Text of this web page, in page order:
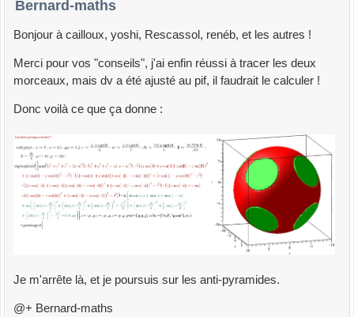
Bernard-maths
Bonjour à cailloux, yoshi, Rescassol, renéb, et les autres !
Merci pour vos "conseils", j'ai enfin réussi à tracer les deux
morceaux, mais dv a été ajusté au pif, il faudrait le calculer !
Donc voilà ce que ça donne :
Je m'arrête là, et je poursuis sur les anti-pyramides.
@+ Bernard-maths